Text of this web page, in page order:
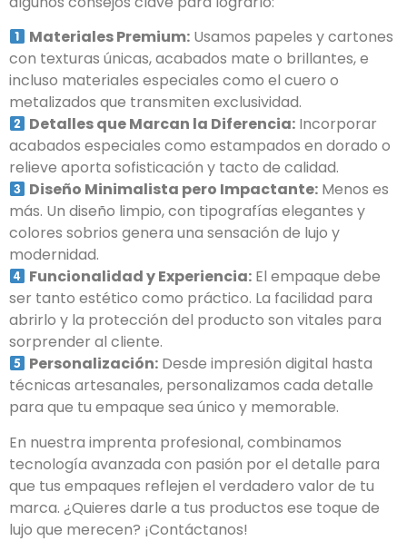
Materiales Premium: Usamos papeles y cartones
con texturas únicas, acabados mate o brillantes, e
incluso materiales especiales como el cuero o
metalizados que transmiten exclusividad.
Detalles que Marcan la Diferencia: Incorporar
acabados especiales como estampados en dorado o
relieve aporta sofisticación y tacto de calidad.
Diseño Minimalista pero Impactante: Menos es
más. Un diseño limpio, con tipografías elegantes y
colores sobrios genera una sensación de lujo y
modernidad.
Funcionalidad y Experiencia: El empaque debe
ser tanto estético como práctico. La facilidad para
abrirlo y la protección del producto son vitales para
sorprender al cliente.
Personalización: Desde impresión digital hasta
técnicas artesanales, personalizamos cada detalle
para que tu empaque sea único y memorable.
En nuestra imprenta profesional, combinamos
tecnología avanzada con pasión por el detalle para
que tus empaques reflejen el verdadero valor de tu
marca. ¿Quieres darle a tus productos ese toque de
lujo que merecen? ¡Contáctanos!